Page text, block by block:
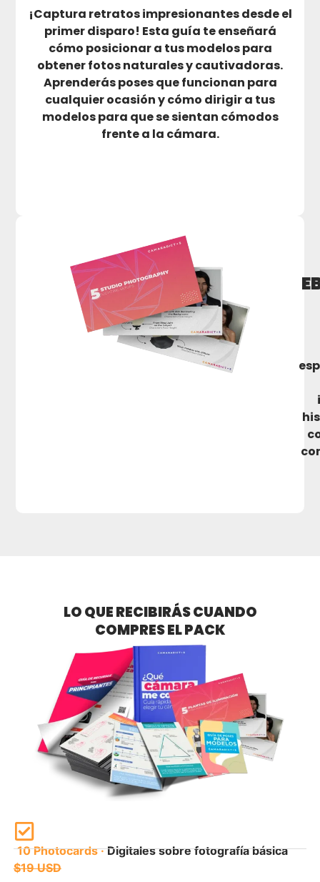
¡Captura retratos impresionantes desde el
primer disparo! Esta guía te enseñará
cómo posicionar a tus modelos para
obtener fotos naturales y cautivadoras.
Aprenderás poses que funcionan para
cualquier ocasión y cómo dirigir a tus
modelos para que se sientan cómodos
frente a la cámara.
LO QUE RECIBIRÁS CUANDO
COMPRES EL PACK
10 Photocards ·Digitales sobre fotografía básica
$19 USD